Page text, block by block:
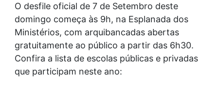
O desfile oficial de 7 de Setembro deste
domingo começa às 9h, na Esplanada dos
Ministérios, com arquibancadas abertas
gratuitamente ao público a partir das 6h30.
Confira a lista de escolas públicas e privadas
que participam neste ano: